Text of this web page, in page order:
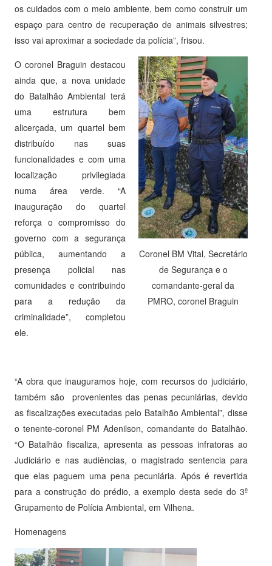
os cuidados com o meio ambiente, bem como construir um
espaço para centro de recuperação de animais silvestres;
isso vai aproximar a sociedade da polícia”, frisou.
Coronel BM Vital, Secretário
de Segurança e o
comandante-geral da
PMRO, coronel Braguin
O coronel Braguin destacou
ainda que, a nova unidade
do Batalhão Ambiental terá
uma estrutura bem
alicerçada, um quartel bem
distribuído nas suas
funcionalidades e com uma
localização privilegiada
numa área verde. “A
inauguração do quartel
reforça o compromisso do
governo com a segurança
pública, aumentando a
presença policial nas
comunidades e contribuindo
para a redução da
criminalidade”, completou
ele.
“A obra que inauguramos hoje, com recursos do judiciário,
também são provenientes das penas pecuniárias, devido
as fiscalizações executadas pelo Batalhão Ambiental”, disse
o tenente-coronel PM Adenilson, comandante do Batalhão.
“O Batalhão fiscaliza, apresenta as pessoas infratoras ao
Judiciário e nas audiências, o magistrado sentencia para
que elas paguem uma pena pecuniária. Após é revertida
para a construção do prédio, a exemplo desta sede do 3º
Grupamento de Polícia Ambiental, em Vilhena.
Homenagens